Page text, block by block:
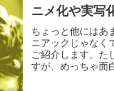
ニメ化や実写
ちょっと他にはあ
ニアックじゃなく
ご紹介します。た
すが、めっちゃ面